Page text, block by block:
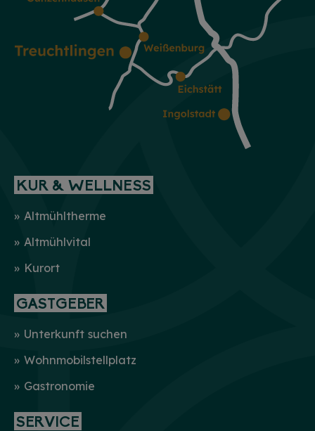
KUR & WELLNESS
Altmühltherme
Altmühlvital
Kurort
GASTGEBER
Unterkunft suchen
Wohnmobilstellplatz
Gastronomie
SERVICE